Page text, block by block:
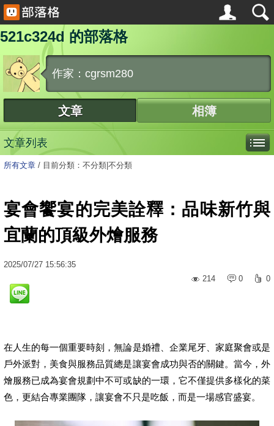
521c324d 的部落格
作家：cgrsm280
文章 相簿
文章列表
所有文章 / 目前分類：不分類|不分類
宴會饗宴的完美詮釋：品味新竹與
宜蘭的頂級外燴服務
2025/07/27 15:56:35
214
0 0
在人生的每一個重要時刻，無論是婚禮、企業尾牙、家庭聚會或是
戶外派對，美食與服務品質總是讓宴會成功與否的關鍵。當今，外
燴服務已成為宴會規劃中不可或缺的一環，它不僅提供多樣化的菜
色，更結合專業團隊，讓宴會不只是吃飯，而是一場感官盛宴。